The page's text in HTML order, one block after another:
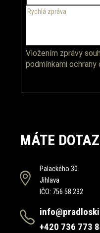
Vložením zprávy
podmínkami ochrany
MÁTE
Palackého 30
Jihlava
IČO: 756 58 232
+420 736 773